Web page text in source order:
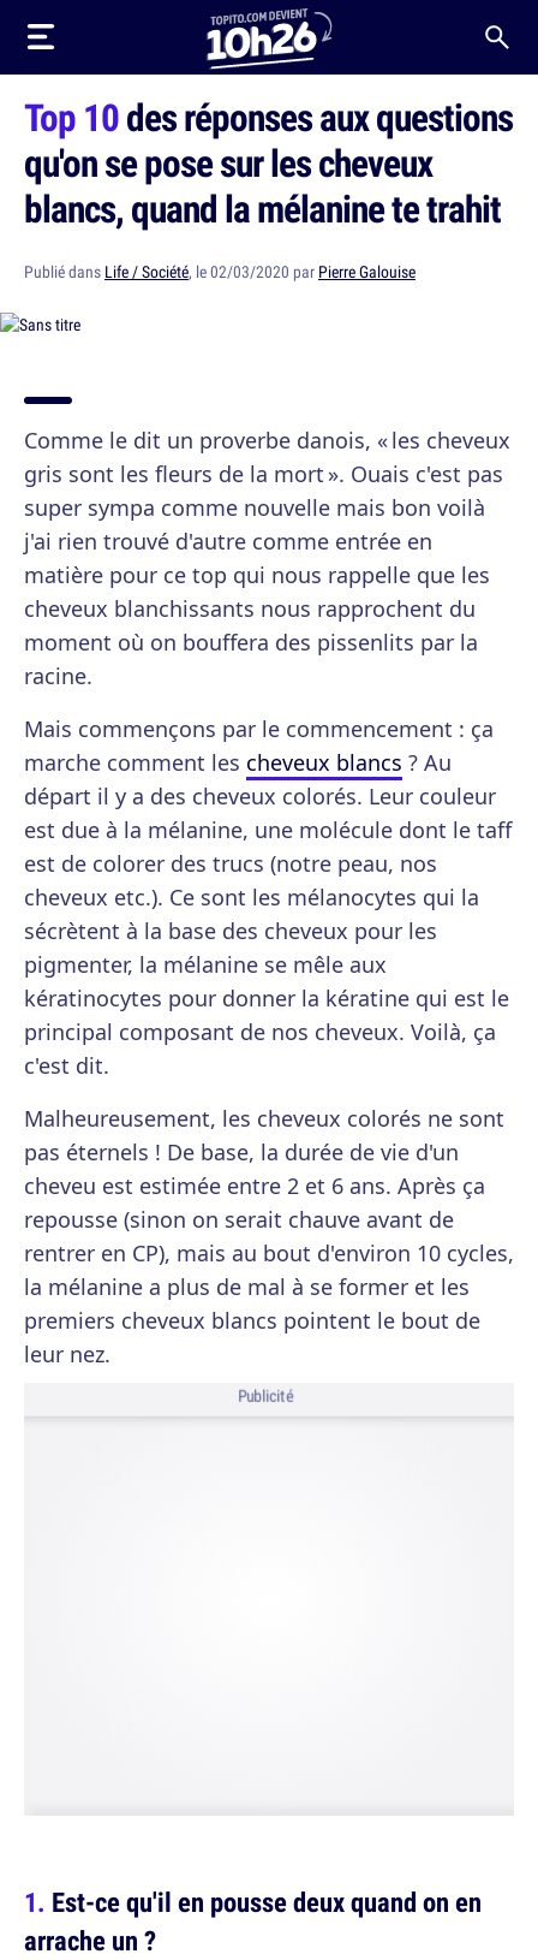
Top 10des réponses aux questions
qu'on se pose sur les cheveux
blancs, quand la mélanine te trahit
Publié dans Life / Société, le 02/03/2020 par Pierre Galouise
Comme le dit un proverbe danois, « les cheveux
gris sont les fleurs de la mort ». Ouais c'est pas
super sympa comme nouvelle mais bon voilà
j'ai rien trouvé d'autre comme entrée en
matière pour ce top qui nous rappelle que les
cheveux blanchissants nous rapprochent du
moment où on bouffera des pissenlits par la
racine.
Mais commençons par le commencement : ça
marche comment les cheveux blancs ? Au
départ il y a des cheveux colorés. Leur couleur
est due à la mélanine, une molécule dont le taff
est de colorer des trucs (notre peau, nos
cheveux etc.). Ce sont les mélanocytes qui la
sécrètent à la base des cheveux pour les
pigmenter, la mélanine se mêle aux
kératinocytes pour donner la kératine qui est le
principal composant de nos cheveux. Voilà, ça
c'est dit.
Malheureusement, les cheveux colorés ne sont
pas éternels ! De base, la durée de vie d'un
cheveu est estimée entre 2 et 6 ans. Après ça
repousse (sinon on serait chauve avant de
rentrer en CP), mais au bout d'environ 10 cycles,
la mélanine a plus de mal à se former et les
premiers cheveux blancs pointent le bout de
leur nez.
Publicité
Est-ce qu'il en pousse deux quand on en
arrache un ?